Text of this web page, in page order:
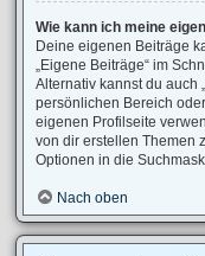
Wie kann ich meine
Deine eigenen Beiträge
„Eigene Beiträge“ im
Alternativ kannst du auch
persönlichen Bereich
eigenen Profilseite
von dir erstellen Themen
Optionen in die
Nach oben